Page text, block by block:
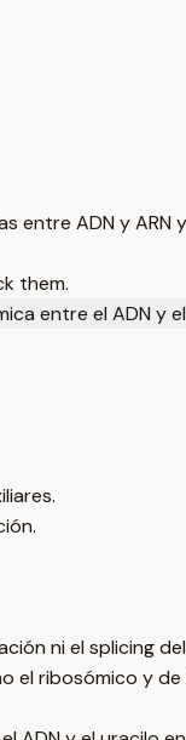
ADN y ARN
them.
entre el ADN y el
ni el splicing del
el ribosómico y